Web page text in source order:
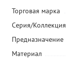
Торговая марка
Серия/Коллекция
Предназначение
Материал